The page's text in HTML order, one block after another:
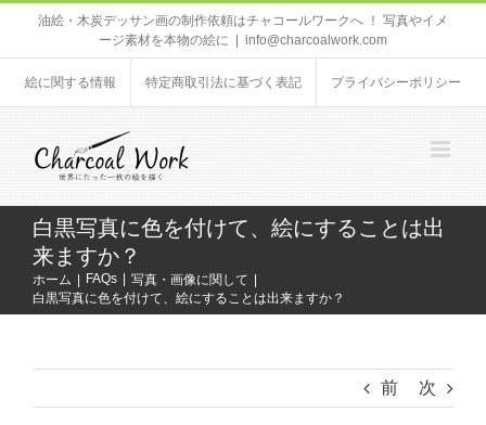
content
油絵・木炭デッサン画の制作依頼はチャコールワークへ ！ 写真やイメ
ージ素材を本物の絵に
info@charcoalwork.com
絵に関する情報 特定商取引法に基づく表記 プライバシーポリシー
白黒写真に色を付けて、絵にすることは出
来ますか？
ホーム FAQs
写真・画像に関して
白黒写真に色を付けて、絵にすることは出来ますか？
前 次